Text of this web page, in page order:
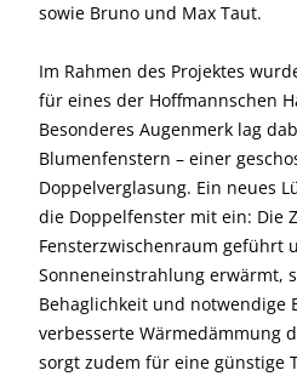
sowie Bruno und Max Taut.
Im Rahmen des Projektes
für eines der Hoffmannschen
Besonderes Augenmerk lag
Blumenfenstern – einer
Doppelverglasung. Ein neues
die Doppelfenster mit ein: Die
Fensterzwischenraum geführt
Sonneneinstrahlung erwärmt,
Behaglichkeit und notwendige
verbesserte Wärmedämmung
sorgt zudem für eine günstige